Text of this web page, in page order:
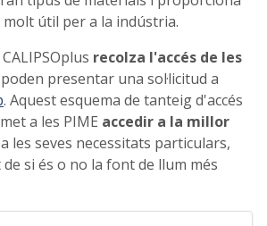
útil per a la indústria.
recolza l'accés de les
presentar una sol·licitud a
. Aquest esquema de tanteig d'accés
a les PIME accedir a la millor
les seves necessitats particulars,
si és o no la font de llum més